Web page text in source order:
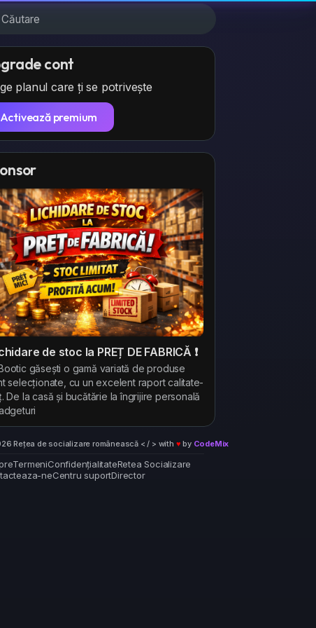
cont
planul care ți se potrivește
Activează premium
de stoc la PREȚ DE FABRICĂ ❗
găsești o gamă variată de produse
selecționate, cu un excelent raport calitate-
De la casă și bucătărie la îngrijire personală
Rețea de socializare românească < / > with ♥ by CodeMix
TermeniConfidențialitateRetea Socializare
neCentru suportDirector